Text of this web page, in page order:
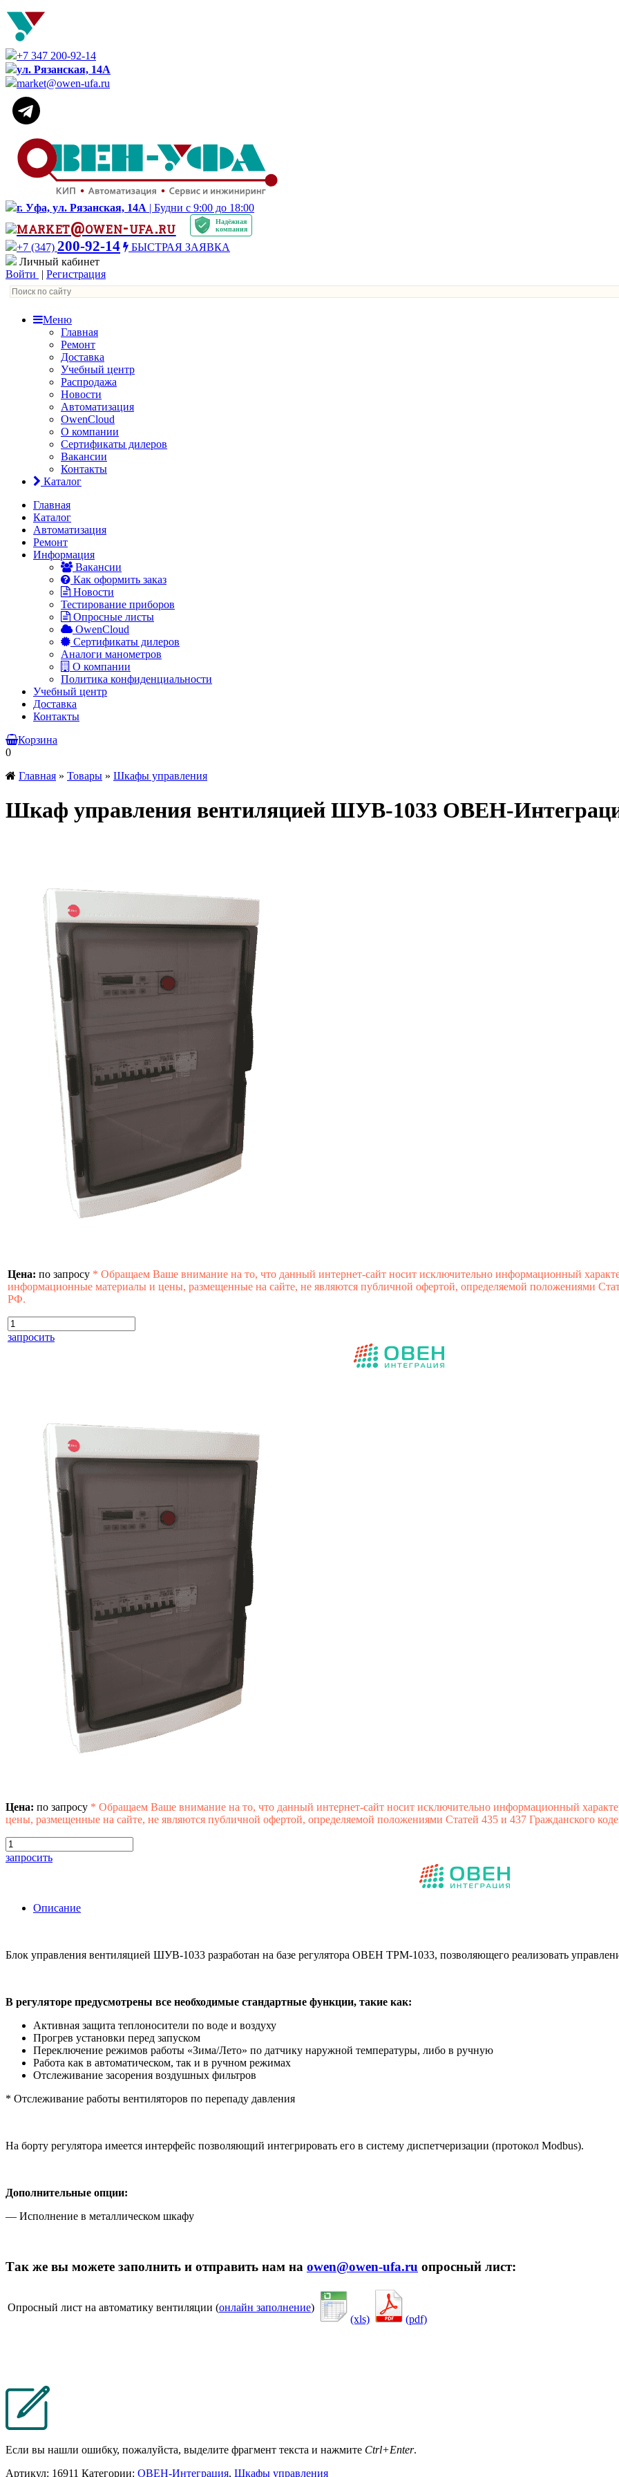
+7 347 200-92-14
ул. Рязанская, 14А
market@owen-ufa.ru
г. Уфа, ул. Рязанская, 14А | Будни с 9:00 до 18:00
market@owen-ufa.ru
Надёжная
компания
+7 (347) 200-92-14
БЫСТРАЯ ЗАЯВКА
Личный кабинет
Войти | Регистрация
Меню
Главная
Ремонт
Доставка
Учебный центр
Распродажа
Новости
Автоматизация
OwenCloud
О компании
Сертификаты дилеров
Вакансии
Контакты
Каталог
Главная
Каталог
Автоматизация
Ремонт
Информация
Вакансии
Как оформить заказ
Новости
Тестирование приборов
Опросные листы
OwenCloud
Сертификаты дилеров
Аналоги манометров
О компании
Политика конфиденциальности
Учебный центр
Доставка
Контакты
Корзина
0
Главная » Товары » Шкафы управления
Шкаф управления вентиляцией ШУВ-1033 ОВЕН-
Цена: по запросу * Обращаем Ваше внимание на то, что данный интернет-сайт носит исключительно информационный
информационные материалы и цены, размещенные на сайте, не являются публичной офертой, определяемой положениями
РФ.
запросить
Цена: по запросу * Обращаем Ваше внимание на то, что данный интернет-сайт носит исключительно информационный
цены, размещенные на сайте, не являются публичной офертой, определяемой положениями Статей 435 и 437 Гражданского
запросить
Описание
Блок управления вентиляцией ШУВ-1033 разработан на базе регулятора ОВЕН ТРМ-1033, позволяющего реализовать
В регуляторе предусмотрены все необходимые стандартные функции, такие как:
Активная защита теплоносители по воде и воздуху
Прогрев установки перед запуском
Переключение режимов работы «Зима/Лето» по датчику наружной температуры, либо в ручную
Работа как в автоматическом, так и в ручном режимах
Отслеживание засорения воздушных фильтров
* Отслеживание работы вентиляторов по перепаду давления
На борту регулятора имеется интерфейс позволяющий интегрировать его в систему диспетчеризации (протокол Modbus).
Дополнительные опции:
— Исполнение в металлическом шкафу
Так же вы можете заполнить и отправить нам на owen@owen-ufa.ru опросный лист:
Опросный лист на автоматику вентиляции (онлайн заполнение)
(xls)
(pdf)
Если вы нашли ошибку, пожалуйста, выделите фрагмент текста и нажмите Ctrl+Enter.
Артикул: 16911 Категории: ОВЕН-Интеграция, Шкафы управления